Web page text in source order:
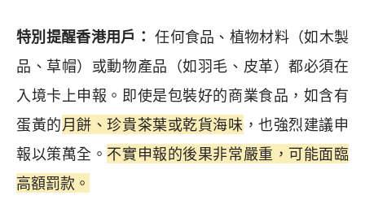
特別提醒香港用戶： 任何食品、植物材料（如木製
品、草帽）或動物產品（如羽毛、皮革）都必須在
入境卡上申報。即使是包裝好的商業食品，如含有
蛋黃的月餅、珍貴茶葉或乾貨海味 ，也強烈建議申
報以策萬全。 不實申報的後果非常嚴重，可能面臨
高額罰款。